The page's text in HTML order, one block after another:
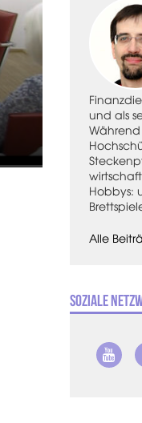
und als
Hobbys:
Alle
Soziale